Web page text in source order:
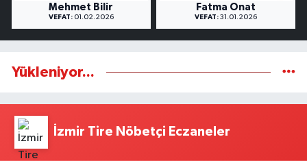
Mehmet Bilir
VEFAT:01.02.2026
Fatma Onat
VEFAT: 31.01.2026
Yükleniyor...
İzmir Tire Nöbetçi Eczaneler